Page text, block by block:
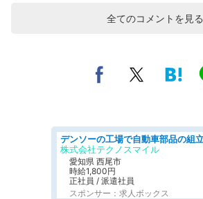
全てのコメントを見る
株式会社テクノスマイル
愛知県 西尾市
時給1,800円
正社員 / 派遣社員
スポンサー：求人ボックス